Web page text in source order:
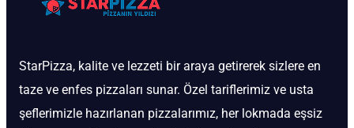
StarPizza, kalite ve lezzeti bir araya getirerek sizlere en
taze ve enfes pizzaları sunar. Özel tariflerimiz ve usta
şeflerimizle hazırlanan pizzalarımız, her lokmada eşsiz